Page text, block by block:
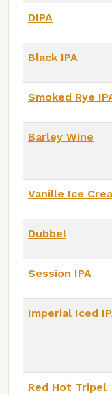
DIPA
Black IPA
Smoked Rye
Barley Wine
Vanille Ice
Dubbel
Session IPA
Imperial Iced
Red Hot Tripel